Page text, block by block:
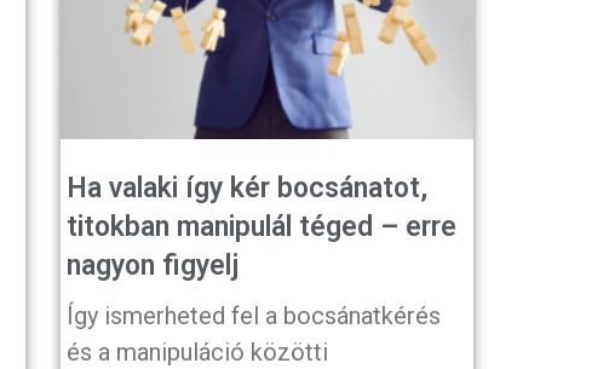
Ha valaki így kér bocsánatot,
titokban manipulál téged – erre
nagyon figyelj
Így ismerheted fel a bocsánatkérés
és a manipuláció közötti